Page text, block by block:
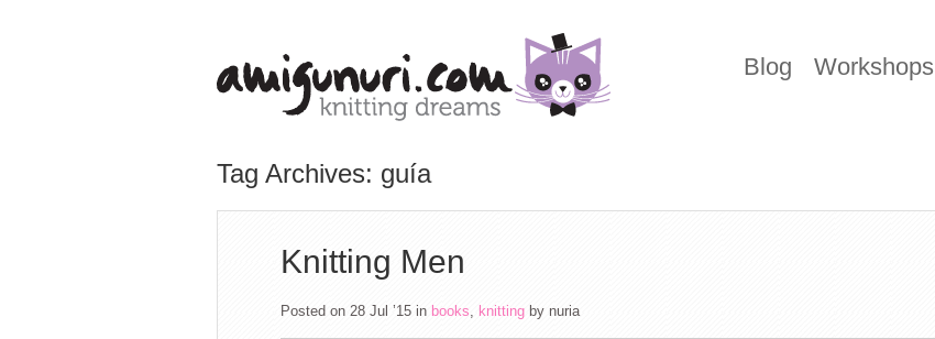
Blog Workshops
Tag Archives: guía
Knitting Men
Posted on 28 Jul ’15 in books, knitting by nuria